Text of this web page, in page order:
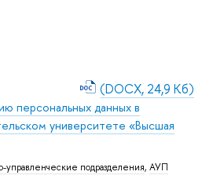
персональных данных в
университете «Высшая
управленческие подразделения, АУП
(DOCX, 24,9 Кб)